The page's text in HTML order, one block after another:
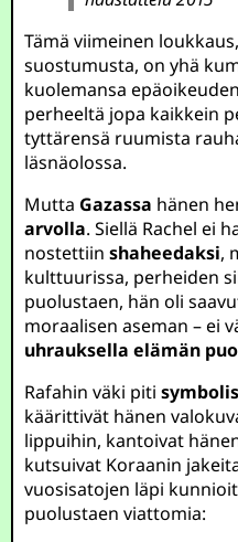
Tämä viimeinen
suostumusta, on yhä
kuolemansa
perheeltä jopa kaikkein
tyttärensä ruumista
läsnäolossa.
Mutta Gazassa hänen
arvolla. Siellä Rachel ei
nostettiinshaheedaksi,
kulttuurissa, perheiden
puolustaen, hän oli
moraalisen aseman – ei
uhrauksella elämän
Rafahin väki piti
käärittivät hänen
lippuihin, kantoivat
kutsuivat Koraanin
vuosisatojen läpi
puolustaen viattomia: